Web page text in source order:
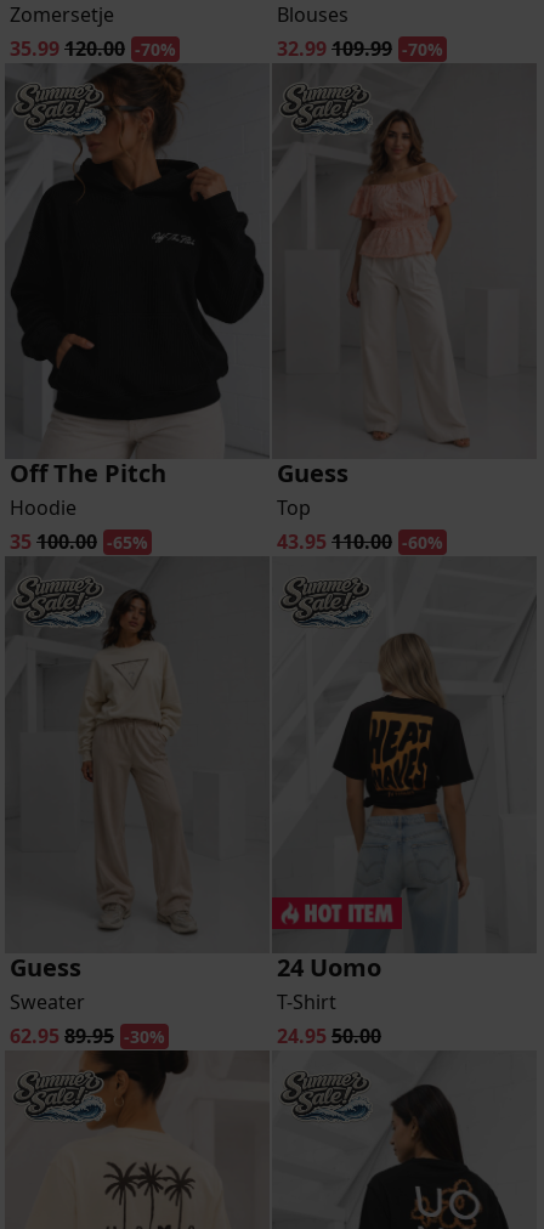
Zomersetje
35.99120.00 -70%
Blouses
32.99109.99 -70%
Off The Pitch
Hoodie
35 100.00 -65%
Guess
Top
43.95 110.00 -60%
Guess
Sweater
62.95 89.95 -30%
24 Uomo
T-Shirt
24.95 50.00